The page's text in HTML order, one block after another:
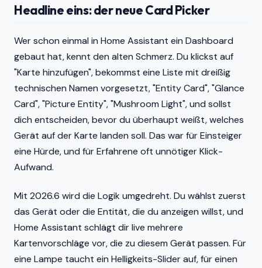
Headline eins: der neue Card Picker
Wer schon einmal in Home Assistant ein Dashboard
gebaut hat, kennt den alten Schmerz. Du klickst auf
"Karte hinzufügen", bekommst eine Liste mit dreißig
technischen Namen vorgesetzt, "Entity Card", "Glance
Card", "Picture Entity", "Mushroom Light", und sollst
dich entscheiden, bevor du überhaupt weißt, welches
Gerät auf der Karte landen soll. Das war für Einsteiger
eine Hürde, und für Erfahrene oft unnötiger Klick-
Aufwand.
Mit 2026.6 wird die Logik umgedreht. Du wählst zuerst
das Gerät oder die Entität, die du anzeigen willst, und
Home Assistant schlägt dir live mehrere
Kartenvorschläge vor, die zu diesem Gerät passen. Für
eine Lampe taucht ein Helligkeits-Slider auf, für einen